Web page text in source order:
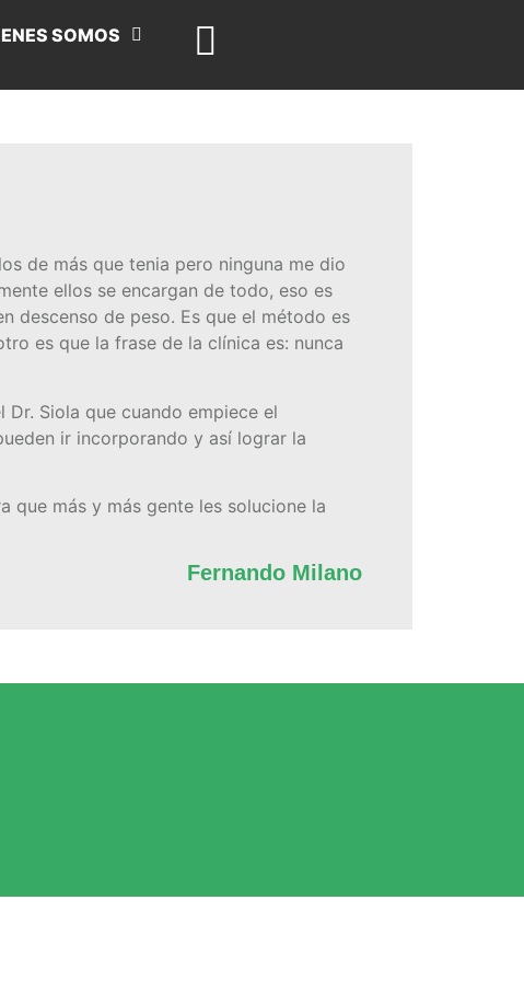
SOMOS
de más que tenia pero ninguna me dio
ellos se encargan de todo, eso es
descenso de peso. Es que el método es
es que la frase de la clínica es: nunca
Siola que cuando empiece el
ir incorporando y así lograr la
que más y más gente les solucione la
Fernando Milano